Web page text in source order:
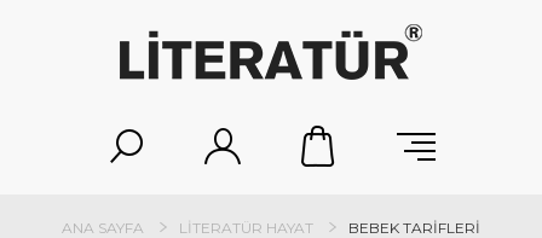
ANA SAYFA LITERATÜR HAYAT BEBEK TARIFLERI